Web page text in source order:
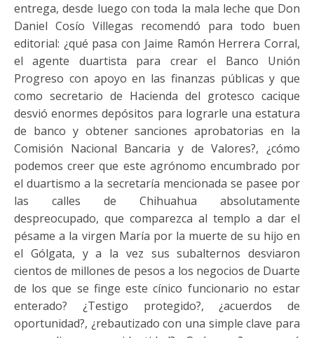
entrega, desde luego con toda la mala leche que Don
Daniel Cosío Villegas recomendó para todo buen
editorial: ¿qué pasa con Jaime Ramón Herrera Corral,
el agente duartista para crear el Banco Unión
Progreso con apoyo en las finanzas públicas y que
como secretario de Hacienda del grotesco cacique
desvió enormes depósitos para lograrle una estatura
de banco y obtener sanciones aprobatorias en la
Comisión Nacional Bancaria y de Valores?, ¿cómo
podemos creer que este agrónomo encumbrado por
el duartismo a la secretaría mencionada se pasee por
las calles de Chihuahua absolutamente
despreocupado, que comparezca al templo a dar el
pésame a la virgen María por la muerte de su hijo en
el Gólgata, y a la vez sus subalternos desviaron
cientos de millones de pesos a los negocios de Duarte
de los que se finge este cínico funcionario no estar
enterado? ¿Testigo protegido?, ¿acuerdos de
oportunidad?, ¿rebautizado con una simple clave para